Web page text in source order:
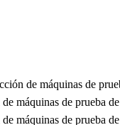
de máquinas de
máquinas de prueba
máquinas de prueba